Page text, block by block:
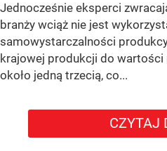
Jednocześnie eksperci
branży wciąż nie jest
samowystarczalności
krajowej produkcji do wartości
około jedną trzecią, co...
CZYTAJ